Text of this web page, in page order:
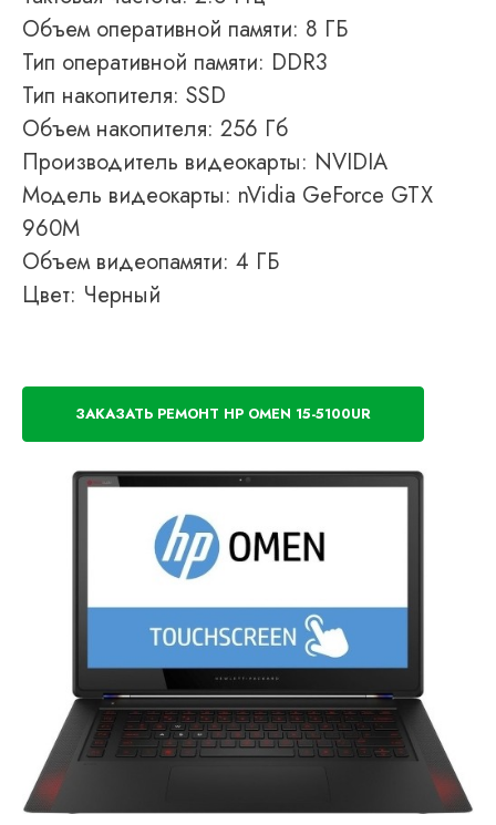
Объем оперативной памяти: 8 ГБ
Тип оперативной памяти: DDR3
Тип накопителя: SSD
Объем накопителя: 256 Гб
Производитель видеокарты: NVIDIA
Модель видеокарты: nVidia GeForce GTX
960M
Объем видеопамяти: 4 ГБ
Цвет: Черный
ЗАКАЗАТЬ РЕМОНТ HP OMEN 15-5100UR